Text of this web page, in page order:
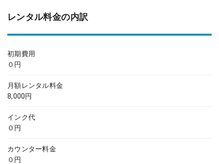
レンタル料金の内訳
初期費用
０円
月額レンタル料金
8,000円
インク代
０円
カウンター料金
０円